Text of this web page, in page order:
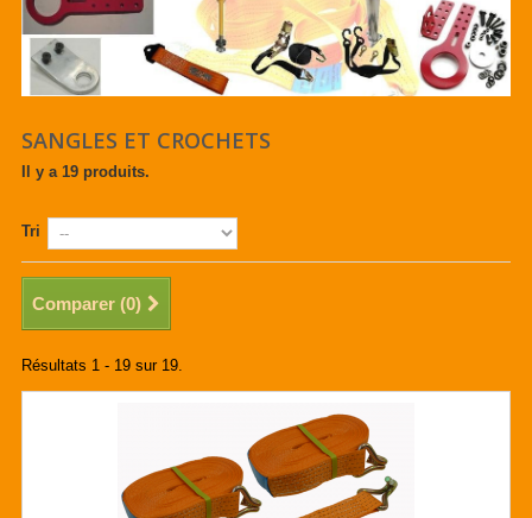
SANGLES ET CROCHETS
Il y a 19 produits.
Tri
Comparer (0)
Résultats 1 - 19 sur 19.